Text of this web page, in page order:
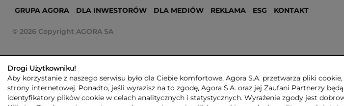
GRUPA AGORA DLA INWESTORÓW DLA MEDIÓW REKLAMA ESG KONTAKT
© 2026 Copyright AGORA SA
Drogi Użytkowniku!
Aby korzystanie z naszego serwisu było dla Ciebie komfortowe, Agora S.A. przetwarza pliki
strony internetowej. Ponadto, jeśli wyrazisz na to zgodę, Agora S.A. oraz jej Zaufani Partnerzy
identyfikatory plików cookie w celach analitycznych i statystycznych. Wyrażenie zgody jest